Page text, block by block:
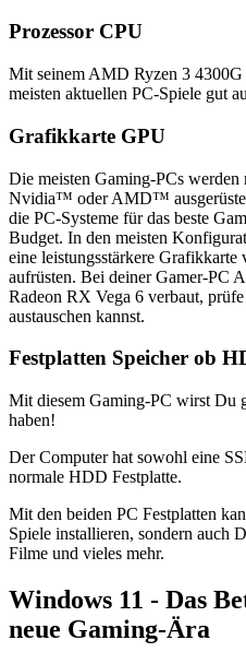
Prozessor CPU
Mit seinem AMD Ryzen 3
meisten aktuellen PC-Spiele gut
Grafikkarte GPU
Die meisten Gaming-PCs
Nvidia™ oder AMD™
die PC-Systeme für das beste
Budget. In den meisten
eine leistungsstärkere
aufrüsten. Bei deiner Gamer-PC
Radeon RX Vega 6 verbaut,
austauschen kannst.
Festplatten Speicher ob
Mit diesem Gaming-PC wirst Du
haben!
Der Computer hat sowohl eine
normale HDD Festplatte.
Mit den beiden PC Festplatten
Spiele installieren, sondern auch
Filme und vieles mehr.
Windows 11 - Das
neue Gaming-Ära